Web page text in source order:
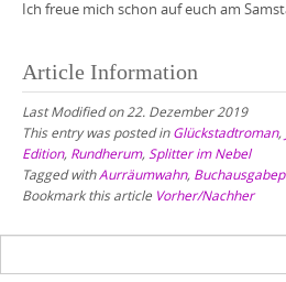
Ich freue mich schon auf euch am
Article Information
Last Modified on 22. Dezember 2019
This entry was posted inGlückstadtroman,
Edition, Rundherum, Splitter im Nebel
Tagged withAurräumwahn,
Bookmark this article Vorher/Nachher